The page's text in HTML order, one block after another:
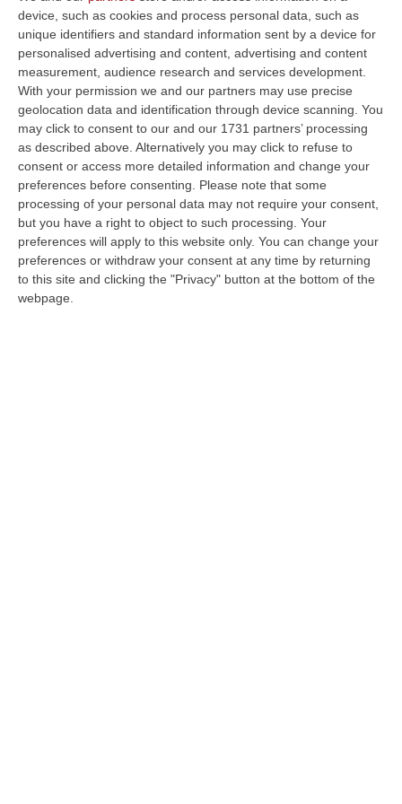
device, such as cookies and process personal data, such as
unique identifiers and standard information sent by a device for
personalised advertising and content, advertising and content
measurement, audience research and services development.
With your permission we and our partners may use precise
geolocation data and identification through device scanning. You
may click to consent to our and our 1731 partners’ processing
as described above. Alternatively you may click to refuse to
consent or access more detailed information and change your
preferences before consenting.
Please note that some
processing of your personal data may not require your consent,
but you have a right to object to such processing. Your
preferences will apply to this website only. You can change your
preferences or withdraw your consent at any time by returning
to this site and clicking the "Privacy" button at the bottom of the
webpage.
al “Braglia” di Modena, il Catanzaro si prepara
alla prossima sfida casalinga contro il Bari,
compagine reduce dal ko contro la Carrarese.
La prova contro i pugliesi guidati daMoreno
Longo, sarà sicuramente un test importante
perriprendere il cammino verso il quarto
posto in classifica, al momento distante
quattro punti.Fabio Casertavuole dai suoi
ragazzi un pronto riscatto perallontanare
quella sensazione di appagamentodopo la
salvezza matematica raggiunta (e il derby